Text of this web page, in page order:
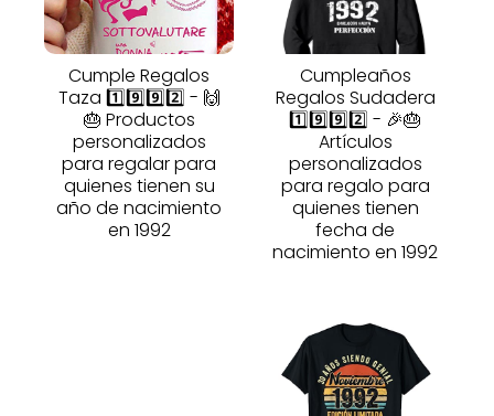
Cumple Regalos
Taza 1️⃣9️⃣9️⃣2️⃣ - 🙌
🎂 Productos
personalizados
para regalar para
quienes tienen su
año de nacimiento
en 1992
Cumpleaños
Regalos Sudadera
1️⃣9️⃣9️⃣2️⃣ - 🎉🎂
Artículos
personalizados
para regalo para
quienes tienen
fecha de
nacimiento en 1992